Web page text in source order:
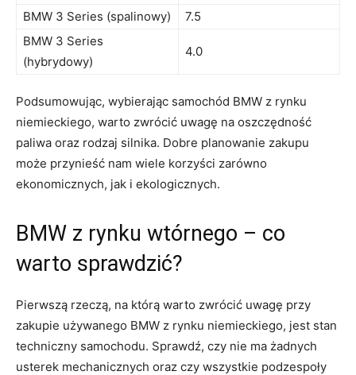
BMW 3 Series (spalinowy)
7.5
BMW 3 Series
(hybrydowy)
4.0
Podsumowując, wybierając samochód BMW z rynku‍
niemieckiego, warto zwrócić uwagę⁣ na oszczędność
paliwa oraz rodzaj silnika. Dobre planowanie zakupu
może przynieść‌ nam wiele korzyści zarówno
ekonomicznych, jak i ekologicznych.
BMW z‌ rynku wtórnego – co ​
warto sprawdzić?
Pierwszą rzeczą, na którą warto⁢ zwrócić uwagę przy
zakupie używanego ⁤BMW z ‍rynku niemieckiego, jest stan
techniczny samochodu. Sprawdź, czy nie ma żadnych
usterek mechanicznych oraz czy wszystkie podzespoły